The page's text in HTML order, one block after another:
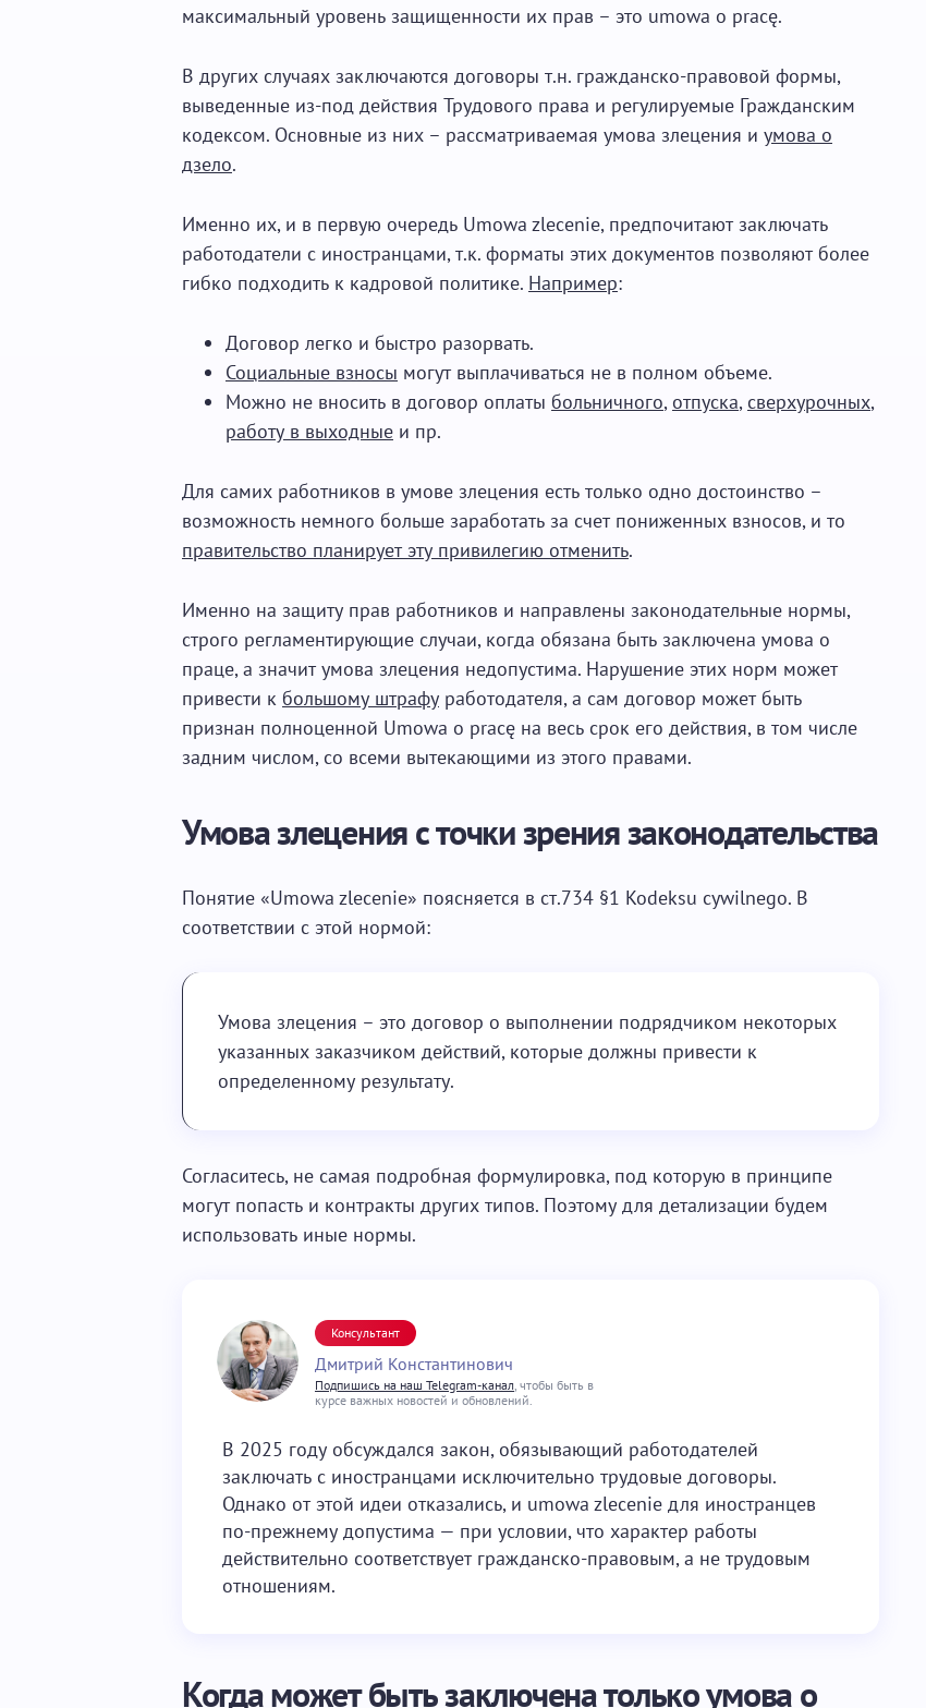
максимальный уровень защищенности их прав – это umowa o pracę.
В других случаях заключаются договоры т.н. гражданско-правовой формы,
выведенные из-под действия Трудового права и регулируемые Гражданским
кодексом. Основные из них – рассматриваемая умова злецения и умова о
дзело.
Именно их, и в первую очередь Umowa zlecenie, предпочитают заключать
работодатели с иностранцами, т.к. форматы этих документов позволяют более
гибко подходить к кадровой политике. Например:
Договор легко и быстро разорвать.
Социальные взносы могут выплачиваться не в полном объеме.
Можно не вносить в договор оплаты больничного, отпуска, сверхурочных,
работу в выходные и пр.
Для самих работников в умове злецения есть только одно достоинство –
возможность немного больше заработать за счет пониженных взносов, и то
правительство планирует эту привилегию отменить.
Именно на защиту прав работников и направлены законодательные нормы,
строго регламентирующие случаи, когда обязана быть заключена умова о
праце, а значит умова злецения недопустима. Нарушение этих норм может
привести к большому штрафу работодателя, а сам договор может быть
признан полноценной Umowa o pracę на весь срок его действия, в том числе
задним числом, со всеми вытекающими из этого правами.
Умова злецения с точки зрения законодательства
Понятие «Umowa zlecenie» поясняется в ст.734 §1 Kodeksu cywilnego. В
соответствии с этой нормой:
Умова злецения – это договор о выполнении подрядчиком некоторых
указанных заказчиком действий, которые должны привести к
определенному результату.
Согласитесь, не самая подробная формулировка, под которую в принципе
могут попасть и контракты других типов. Поэтому для детализации будем
использовать иные нормы.
Консультант
Дмитрий Константинович
Подпишись на наш Telegram-канал, чтобы быть в
курсе важных новостей и обновлений.
В 2025 году обсуждался закон, обязывающий работодателей
заключать с иностранцами исключительно трудовые договоры.
Однако от этой идеи отказались, и umowa zlecenie для иностранцев
по-прежнему допустима — при условии, что характер работы
действительно соответствует гражданско-правовым, а не трудовым
отношениям.
Когда может быть заключена только умова о